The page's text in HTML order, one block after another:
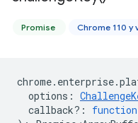
Promise Chrome 110
chrome. enterprise.
options :
callback? : function